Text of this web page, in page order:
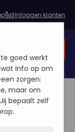
Inloggen klanten
goed werkt
info op om
zorgen:
maar om
bepaalt zelf